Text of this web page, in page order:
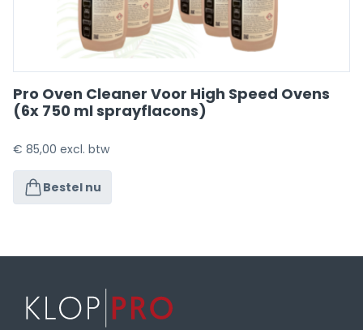
Pro Oven Cleaner Voor High Speed Ovens
(6x 750 ml sprayflacons)
€ 85,00 excl. btw
Bestel nu